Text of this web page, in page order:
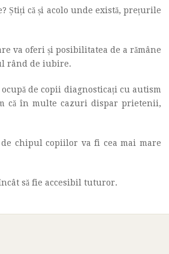
Știți că și acolo unde există, prețurile
va oferi și posibilitatea de a rămâne
rând de iubire.
de copii diagnosticați cu autism
că în multe cazuri dispar prietenii,
chipul copiilor va fi cea mai mare
să fie accesibil tuturor.